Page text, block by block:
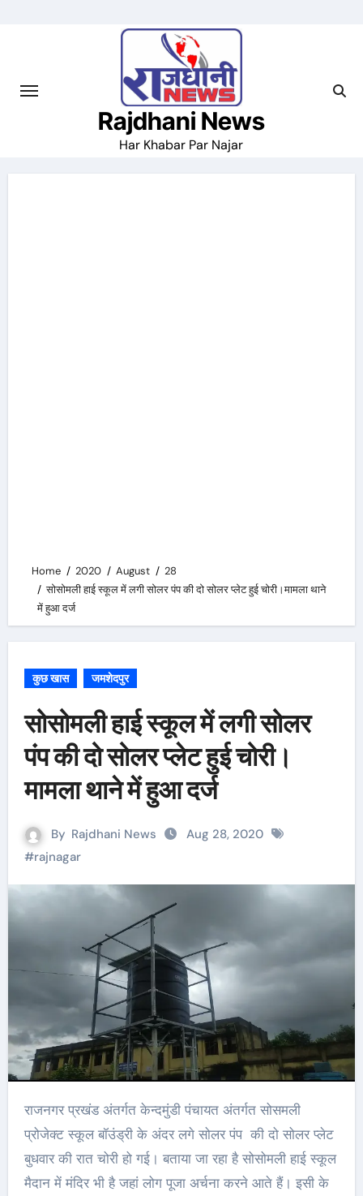
Rajdhani News
Har Khabar Par Najar
Home 2020 August
28
सोसोमली हाई स्कूल में लगी सोलर पंप की दो सोलर प्लेट हुई चोरी।मामला थाने
में हुआ दर्ज
कुछ खास जमशेदपुर
सोसोमली हाई स्कूल में लगी सोलर
पंप की दो सोलर प्लेट हुई चोरी।
मामला थाने में हुआ दर्ज
By Rajdhani News
Aug 28, 2020
#rajnagar
राजनगर प्रखंड अंतर्गत केन्दमुंडी पंचायत अंतर्गत सोसमली
प्रोजेक्ट स्कूल बॉउंड्री के अंदर लगे सोलर पंप की दो सोलर प्लेट
बुधवार की रात चोरी हो गई। बताया जा रहा है सोसोमली हाई स्कूल
मैदान में मंदिर भी है जहां लोग पूजा अर्चना करने आते हैं। इसी के